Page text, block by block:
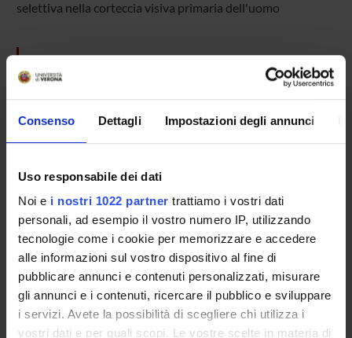
Consenso Dettagli Impostazioni degli annunci
Uso responsabile dei dati
Noi e i nostri 1022 partner trattiamo i vostri dati
personali, ad esempio il vostro numero IP, utilizzando
tecnologie come i cookie per memorizzare e accedere
alle informazioni sul vostro dispositivo al fine di
pubblicare annunci e contenuti personalizzati, misurare
gli annunci e i contenuti, ricercare il pubblico e sviluppare
i servizi. Avete la possibilità di scegliere chi utilizza i
vostri dati e per quali scopi. Le vostre scelte in materia di
selettiva nella corteccia visiva primaria dell'uomo
ENTI FINANZIATORI:
assegnato e gestito dal Dipartimento
Professore associato
SEZIONI
Fisiologia e Psicologia